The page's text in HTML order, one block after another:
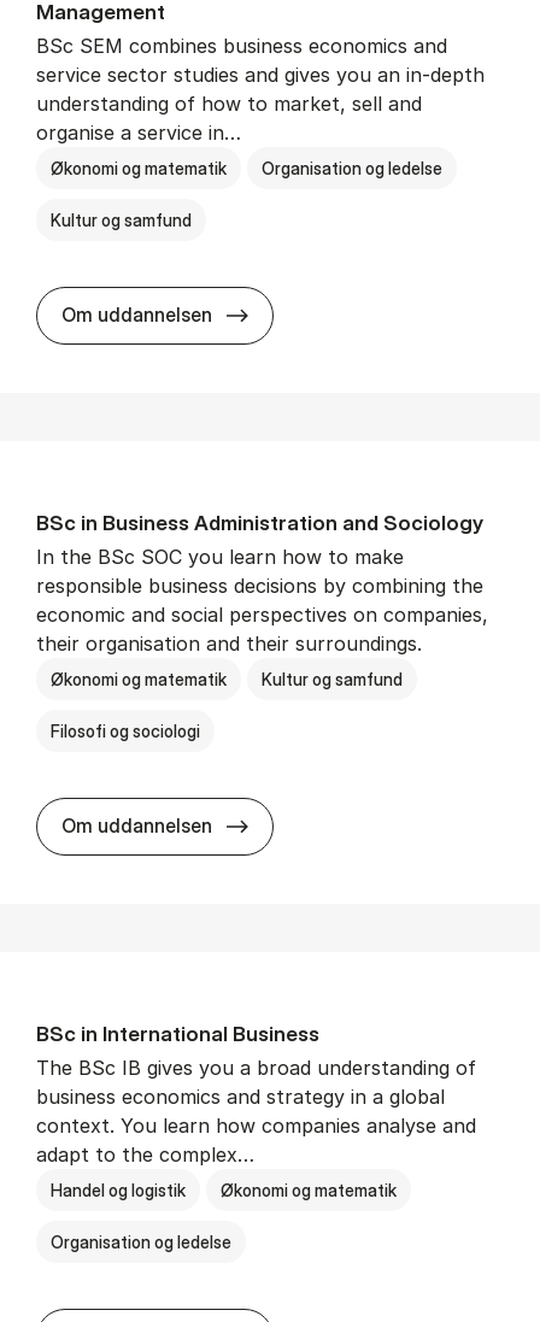
Man­age­ment
BSc SEM combines business economics and
service sector studies and gives you an in-depth
understanding of how to market, sell and
organise a service in…
Økonomi og matematik Organisation og ledelse
Kultur og samfund
Om uddannelsen BSc in Busi­ness Ad­min­is­tra­tion
BSc in Busi­ness Ad­min­is­tra­tion and So­ci­ology
In the BSc SOC you learn how to make
responsible business decisions by combining the
economic and social perspectives on companies,
their organisation and their surroundings.
Økonomi og matematik Kultur og samfund
Filosofi og sociologi
Om uddannelsen BSc in Busi­ness Ad­min­is­tra­tion
BSc in In­ter­na­tion­al Busi­ness
The BSc IB gives you a broad understanding of
business economics and strategy in a global
context. You learn how companies analyse and
adapt to the complex…
Handel og logistik Økonomi og matematik
Organisation og ledelse